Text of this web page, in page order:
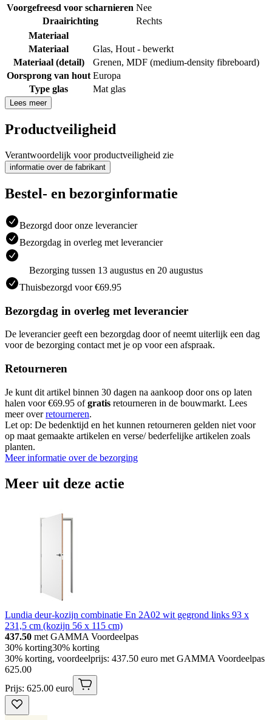
Voorgefreesd voor scharnieren Nee
Draairichting
Rechts
Materiaal
Materiaal
Glas, Hout - bewerkt
Materiaal (detail)
Grenen, MDF (medium-density fibreboard)
Oorsprong van hout Europa
Type glas
Mat glas
Lees meer
Productveiligheid
Verantwoordelijk voor productveiligheid zie
informatie over de fabrikant
Bestel- en bezorginformatie
Bezorgd door onze leverancier
Bezorgdag in overleg met leverancier
Bezorging tussen 13 augustus en 20 augustus
Thuisbezorgd voor €69.95
Bezorgdag in overleg met leverancier
De leverancier geeft een bezorgdag door of neemt uiterlijk een dag
voor de bezorging contact met je op voor een afspraak.
Retourneren
Je kunt dit artikel binnen 30 dagen na aankoop door ons op laten
halen voor €69.95 ofgratis retourneren in de bouwmarkt. Lees
meer overretourneren.
Let op: De bedenktijd en het kunnen retourneren gelden niet voor
op maat gemaakte artikelen en verse/ bederfelijke artikelen zoals
planten.
Meer informatie over de bezorging
Meer uit deze actie
Lundia deur-kozijn combinatie En 2A02 wit gegrond links 93 x
231,5 cm (kozijn 56 x 115 cm)
437.50 met GAMMA Voordeelpas
30% korting30% korting
30% korting, voordeelprijs: 437.50 euro met GAMMA Voordeelpas
625.00
Prijs: 625.00 euro